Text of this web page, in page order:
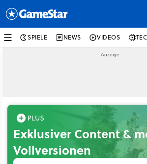
SPIELE NEWS VIDEOS
Exklusiver Content &
Vollversionen